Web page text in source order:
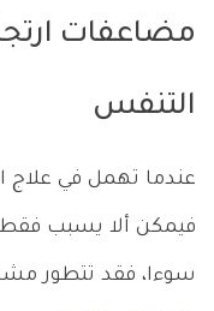
مضاعفات
التنفس
عندما تهمل في علاج
فيمكن ألا يسبب فقط
سوءا، فقد تتطور